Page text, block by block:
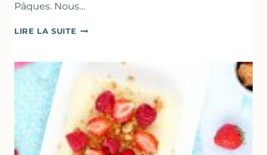
Pâques. Nous…
LIRE LA SUITE RECETTES
GOURMANDES